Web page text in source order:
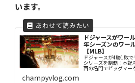
います。
ドジャースがワー
年シーズンのワー
【MLB】
ドジャースが4勝1敗
シリーズを制覇！本
西の名門でビッグマー
シリーズを試合ごとに
を総括しています。
champyvlog.com